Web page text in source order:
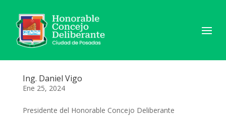
Ing. Daniel Vigo
Ene 25, 2024
Presidente del Honorable Concejo Deliberante